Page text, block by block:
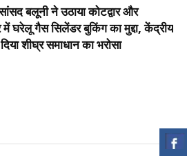
बलूनी ने उठाया कोटद्वार और
में घरेलू गैस सिलेंडर बुकिंग का मुद्दा, केंद्रीय
शीघ्र समाधान का भरोसा